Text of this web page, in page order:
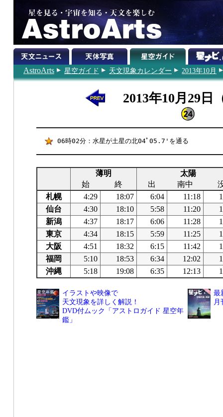
AstroArts 星空ガイド 天文現象カレンダー 2013年10月
2013年10月29日
06時02分：水星が土星の北04ﾟ05.7'を通る
薄明
太陽
始
終 出 南中
札幌
4:29 18:07 6:04 11:18
仙台
4:30 18:10 5:58 11:20
新潟
4:37 18:17 6:06 11:28
東京
4:34 18:15 5:59 11:25
大阪
4:51 18:32 6:15 11:42
福岡
5:10 18:53 6:34 12:02
沖縄
5:18 19:08 6:35 12:13
イラストや映像で
天文現象を詳しく解説！
DVD付ムック「アストロガイド 星空年
鑑」
最
月